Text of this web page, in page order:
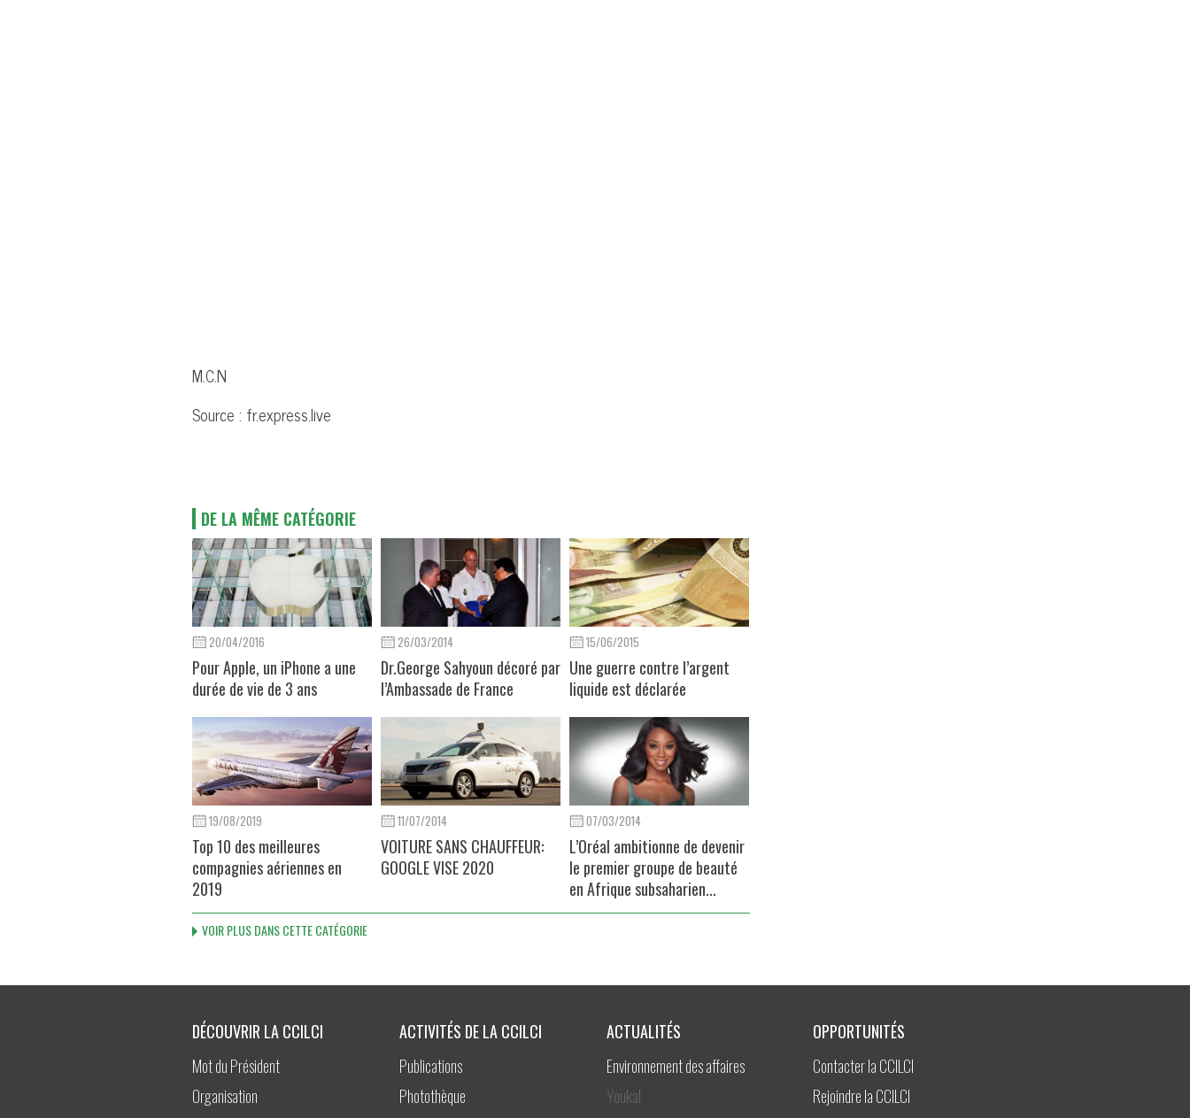
M.C.N
Source : fr.express.live
DE LA MÊME CATÉGORIE
20/04/2016
Pour Apple, un iPhone a une
durée de vie de 3 ans
26/03/2014
Dr.George Sahyoun décoré par
l’Ambassade de France
15/06/2015
Une guerre contre l’argent
liquide est déclarée
19/08/2019
Top 10 des meilleures
compagnies aériennes en
2019
11/07/2014
VOITURE SANS CHAUFFEUR:
GOOGLE VISE 2020
07/03/2014
L’Oréal ambitionne de devenir
le premier groupe de beauté
en Afrique subsaharien...
VOIR PLUS DANS CETTE CATÉGORIE
DÉCOUVRIR LA CCILCI
Mot du Président
Organisation
ACTIVITÉS DE LA CCILCI
Publications
Photothèque
ACTUALITÉS
Environnement des affaires
Youkal
OPPORTUNITÉS
Contacter la CCILCI
Rejoindre la CCILCI